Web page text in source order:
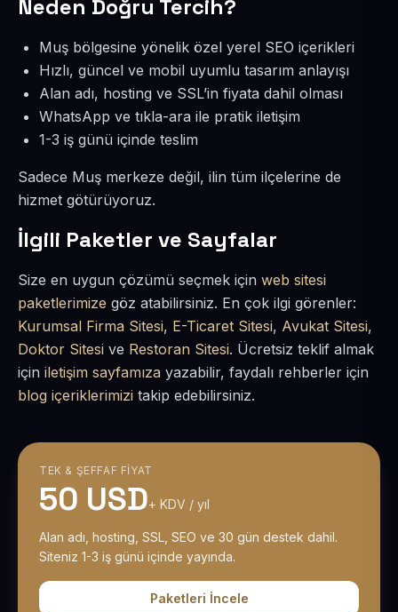
Neden Doğru Tercih?
Muş bölgesine yönelik özel yerel SEO içerikleri
Hızlı, güncel ve mobil uyumlu tasarım anlayışı
Alan adı, hosting ve SSL’in fiyata dahil olması
WhatsApp ve tıkla-ara ile pratik iletişim
1-3 iş günü içinde teslim
Sadece Muş merkeze değil, ilin tüm ilçelerine de
hizmet götürüyoruz.
İlgili Paketler ve Sayfalar
Size en uygun çözümü seçmek için web sitesi
paketlerimize göz atabilirsiniz. En çok ilgi görenler:
Kurumsal Firma Sitesi, E-Ticaret Sitesi, Avukat Sitesi,
Doktor Sitesi ve Restoran Sitesi. Ücretsiz teklif almak
için iletişim sayfamıza yazabilir, faydalı rehberler için
blog içeriklerimizi takip edebilirsiniz.
TEK & ŞEFFAF FIYAT
50 USD+ KDV / yıl
Alan adı, hosting, SSL, SEO ve 30 gün destek dahil.
Siteniz 1-3 iş günü içinde yayında.
Paketleri İncele